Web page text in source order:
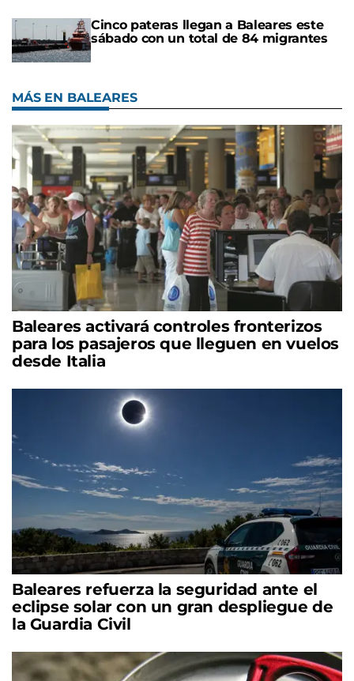
Cinco pateras llegan a Baleares este
sábado con un total de 84 migrantes
MÁS EN BALEARES
Baleares activará controles fronterizos
para los pasajeros que lleguen en vuelos
desde Italia
Baleares refuerza la seguridad ante el
eclipse solar con un gran despliegue de
la Guardia Civil